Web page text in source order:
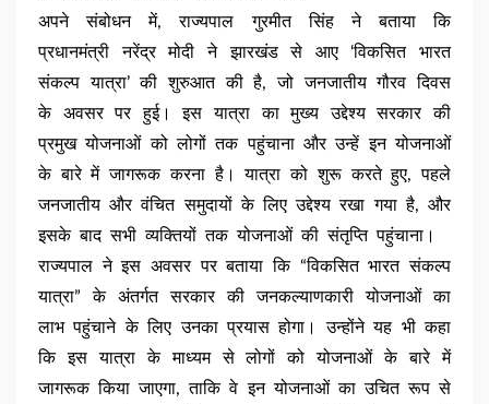
अपने संबोधन में, राज्यपाल गुरमीत सिंह ने बताया कि
प्रधानमंत्री नरेंद्र मोदी ने झारखंड से आए ‘विकसित भारत
संकल्प यात्रा’ की शुरुआत की है, जो जनजातीय गौरव दिवस
के अवसर पर हुई। इस यात्रा का मुख्य उद्देश्य सरकार की
प्रमुख योजनाओं को लोगों तक पहुंचाना और उन्हें इन योजनाओं
के बारे में जागरूक करना है। यात्रा को शुरू करते हुए, पहले
जनजातीय और वंचित समुदायों के लिए उद्देश्य रखा गया है, और
इसके बाद सभी व्यक्तियों तक योजनाओं की संतृप्ति पहुंचाना।
राज्यपाल ने इस अवसर पर बताया कि “विकसित भारत संकल्प
यात्रा” के अंतर्गत सरकार की जनकल्याणकारी योजनाओं का
लाभ पहुंचाने के लिए उनका प्रयास होगा। उन्होंने यह भी कहा
कि इस यात्रा के माध्यम से लोगों को योजनाओं के बारे में
जागरूक किया जाएगा, ताकि वे इन योजनाओं का उचित रूप से